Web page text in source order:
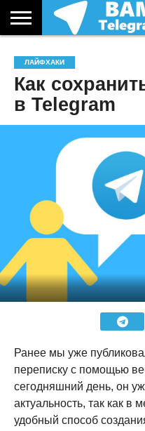
УСЛУГИ
ЛАЙФХАКИ
Как
в Telegram
Ранее мы уже
переписку с помощью
сегодняшний день, он
актуальность, так как в
удобный способ